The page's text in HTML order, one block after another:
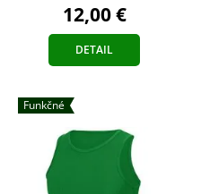
12,00 €
DETAIL
Funkčné